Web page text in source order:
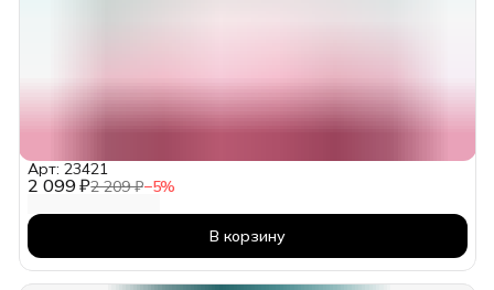
2 099 ₽2 209 ₽−5%
Арт: 23421
В корзину